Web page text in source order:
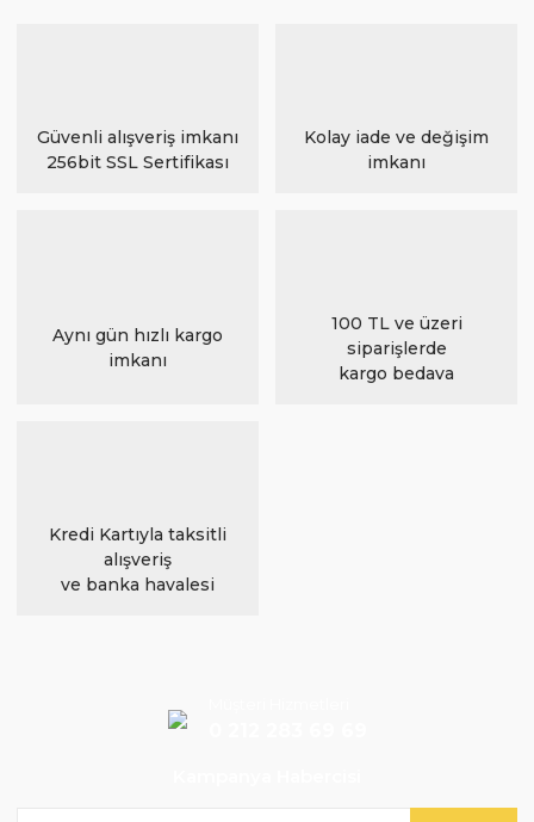
Güvenli alışveriş imkanı
256bit SSL Sertifikası
Kolay iade ve değişim
imkanı
Aynı gün hızlı kargo
imkanı
100 TL ve üzeri
siparişlerde
kargo bedava
Kredi Kartıyla taksitli
alışveriş
ve banka havalesi